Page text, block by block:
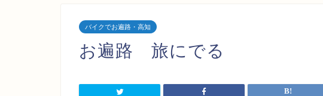
バイクでお遍路・高知
お遍路 旅にでる